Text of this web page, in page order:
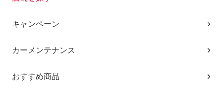
キャンペーン
カーメンテナンス
おすすめ商品